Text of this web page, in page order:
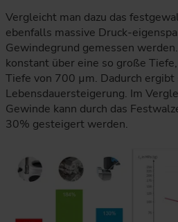
Vergleicht man dazu das
ebenfalls massive Druck-
Gewindegrund gemessen
konstant über eine so große
Tiefe von 700 µm. Dadurch
Lebensdauersteigerung. Im
Gewinde kann durch das
30% gesteigert werden.